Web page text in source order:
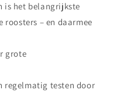
is het belangrijkste
– en daarmee
grote
regelmatig testen door